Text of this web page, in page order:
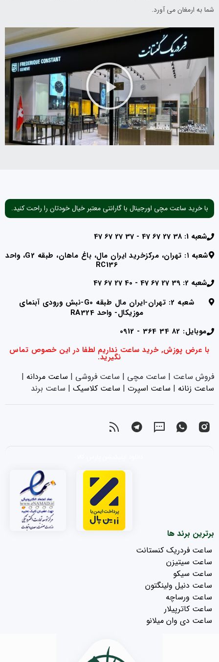
شما به ارمغان می آورد.
با خرید ساعت مچی اورجینال با گارانتی معتبر خیال خودتان را راحت کنید.
شعبه 1: 38 27 67 47 - 37 27 67 47
شعبه ۱: تهران، مرکزخرید ایران مال، باغ ماهان، طبقه G2، واحد
RC136
شعبه 2: 39 27 67 47 - 40 27 67 47
شعبه 2: تهران-ایران مال طبقه G0-نبش ورودی آبنمای
موزیکال- واحد RA324
موبایل: 82 34 364 - 0912
با عرض پوزش, خرید ساعت نداریم لطفا در این خصوص تماس
نگیرید.
فروش ساعت | ساعت مچی | ساعت فروشی | ساعت مردانه |
ساعت زنانه |‌ ساعت اسپرت |‌ ساعت کلاسیک | ساعت برند
برترین برند ها
ساعت فردریک کنستانت
ساعت سیتیزن
ساعت سیکو
ساعت دنیل ولینگتون
ساعت ورساچه
ساعت کاترپیلار
ساعت دی وان میلانو